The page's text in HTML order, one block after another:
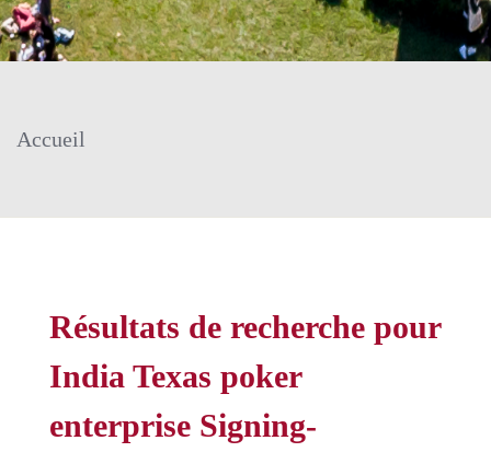
Accueil
Résultats de recherche pour
India Texas poker
enterprise Signing-